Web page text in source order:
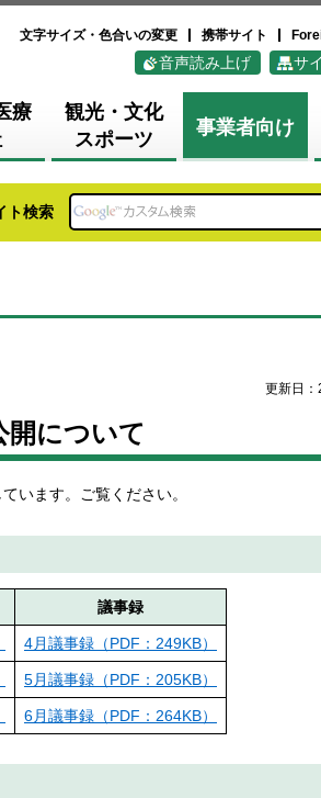
文字サイズ・色合いの変更 携帯サイト
音声読み上げ サ
療
観光・文化
スポーツ
事業者向け
ト検索
更新日：
開について
います。ご覧ください。
議事録
4月議事録（PDF：249KB）
5月議事録（PDF：205KB）
6月議事録（PDF：264KB）